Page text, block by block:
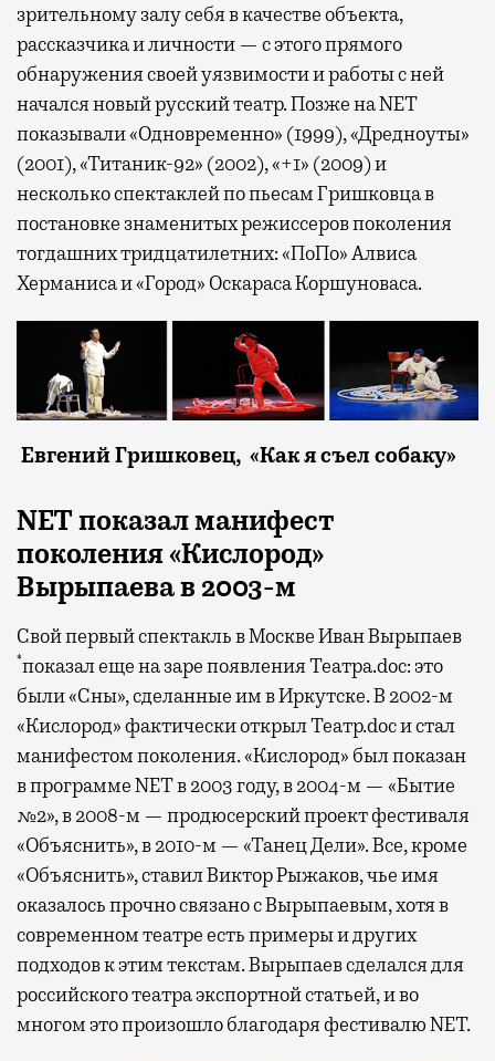
зрительному залу себя в качестве объекта,
рассказчика и личности — с этого прямого
обнаружения своей уязвимости и работы с ней
начался новый русский театр. Позже на NET
показывали «Одновременно» (1999), «Дредноуты»
(2001), «Титаник-92» (2002), «+1» (2009) и
несколько спектаклей по пьесам Гришковца в
постановке знаменитых режиссеров поколения
тогдашних тридцатилетних: «ПоПо» Алвиса
Херманиса и «Город» Оскараса Коршуноваса.
Евгений Гришковец, «Как я съел собаку»
NET показал манифест
поколения «Кислород»
Вырыпаева в 2003-м
Свой первый спектакль в Москве Иван Вырыпаев
*показал еще на заре появления Театра.doc: это
были «Сны», сделанные им в Иркутске. В 2002-м
«Кислород» фактически открыл Театр.doc и стал
манифестом поколения. «Кислород» был показан
в программе NET в 2003 году, в 2004-м — «Бытие
№2», в 2008-м — продюсерский проект фестиваля
«Объяснить», в 2010-м — «Танец Дели». Все, кроме
«Объяснить», ставил Виктор Рыжаков, чье имя
оказалось прочно связано с Вырыпаевым, хотя в
современном театре есть примеры и других
подходов к этим текстам. Вырыпаев сделался для
российского театра экспортной статьей, и во
многом это произошло благодаря фестивалю NET.